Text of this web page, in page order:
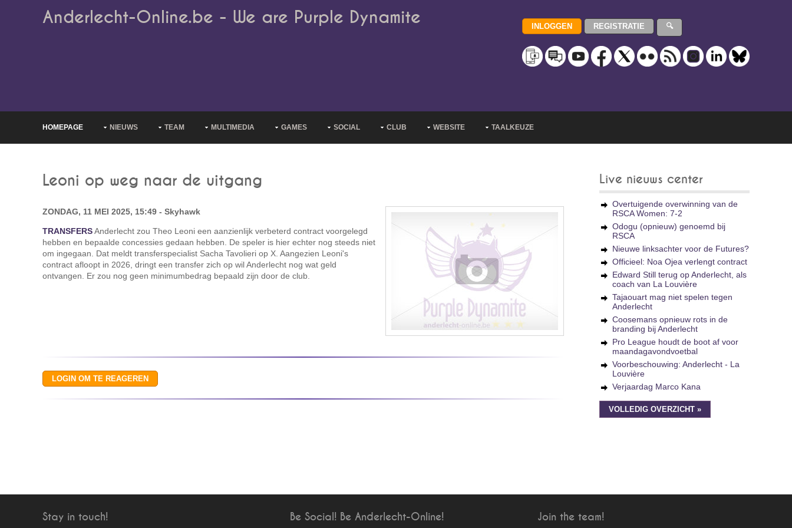
Anderlecht-Online.be - We are Purple Dynamite
HOMEPAGE NIEUWS TEAM MULTIMEDIA GAMES SOCIAL CLUB WEBSITE TAALKEUZE
Leoni op weg naar de uitgang
ZONDAG, 11 MEI 2025, 15:49 - Skyhawk
TRANSFERSAnderlecht zou Theo Leoni een aanzienlijk verbeterd contract voorgelegd
hebben en bepaalde concessies gedaan hebben. De speler is hier echter nog steeds niet
om ingegaan. Dat meldt transferspecialist Sacha Tavolieri op X. Aangezien Leoni's
contract afloopt in 2026, dringt een transfer zich op wil Anderlecht nog wat geld
ontvangen. Er zou nog geen minimumbedrag bepaald zijn door de club.
Live nieuws center
Overtuigende overwinning van de
RSCA Women: 7-2
Odogu (opnieuw) genoemd bij
RSCA
Nieuwe linksachter voor de Futures?
Officieel: Noa Ojea verlengt contract
Edward Still terug op Anderlecht, als
coach van La Louvière
Tajaouart mag niet spelen tegen
Anderlecht
Coosemans opnieuw rots in de
branding bij Anderlecht
Pro League houdt de boot af voor
maandagavondvoetbal
Voorbeschouwing: Anderlecht - La
Louvière
Verjaardag Marco Kana
VOLLEDIG OVERZICHT »
Stay in touch! Be Social! Be Anderlecht-Online! Join the team!